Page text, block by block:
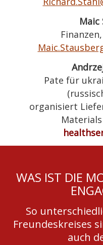
Maic
Pate für
organisiert
WAS IST DIE
So
Freundeskreises
auch